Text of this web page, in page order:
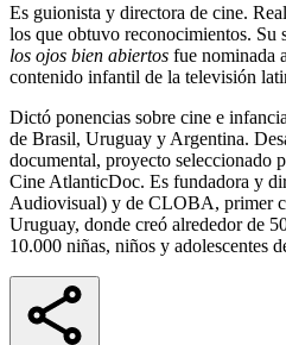
Es guionista y directora de cine.
los que obtuvo reconocimientos. Su
los ojos bien abiertos fue nominada
contenido infantil de la televisión
Dictó ponencias sobre cine e
de Brasil, Uruguay y Argentina.
documental, proyecto seleccionado
Cine AtlanticDoc. Es fundadora y
Audiovisual) y de CLOBA, primer
Uruguay, donde creó alrededor de
10.000 niñas, niños y adolescentes